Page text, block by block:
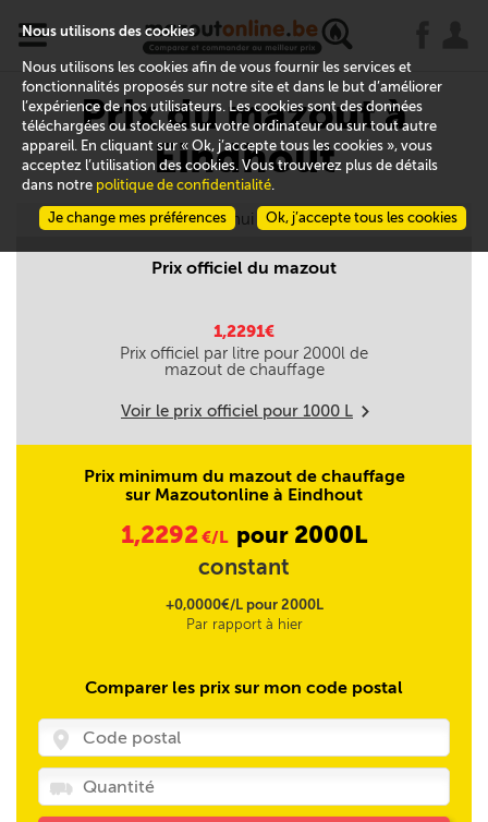
x
Prix du mazout à
Eindhout
Aujourd'hui le 10/08
Prix officiel du mazout
1,2291€
Prix officiel par litre pour 2000l de
mazout de chauffage
Voir le prix officiel pour 1000 L m
Prix minimum du mazout de chauffage
sur Mazoutonline à Eindhout
1,2292€/L pour 2000L
constant
+0,0000€/L pour 2000L
Par rapport à hier
Comparer les prix sur mon code postal
Nous utilisons des cookies
Nous utilisons les cookies afin de vous fournir les services et
fonctionnalités proposés sur notre site et dans le but d’améliorer
l’expérience de nos utilisateurs. Les cookies sont des données
téléchargées ou stockées sur votre ordinateur ou sur tout autre
appareil. En cliquant sur « Ok, j’accepte tous les cookies », vous
acceptez l’utilisation des cookies. Vous trouverez plus de détails
dans notre politique de confidentialité.
Ok, j’accepte tous les cookies
Je change mes préférences